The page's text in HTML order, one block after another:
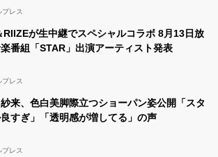
プレス
RIIZEが生中継でスペシャルコラボ 8月13日放
番組「STAR」出演アーティスト発表
プレス
来、色白美脚際立つショーパン姿公開「スタ
すぎ」「透明感が増してる」の声
プレス